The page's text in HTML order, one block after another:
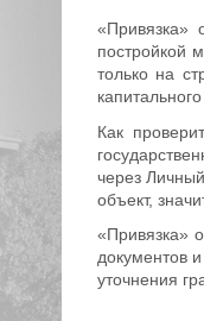
«Привязка»
постройкой
только на
Как
через
объект,
«Привязка»
документов
уточнения